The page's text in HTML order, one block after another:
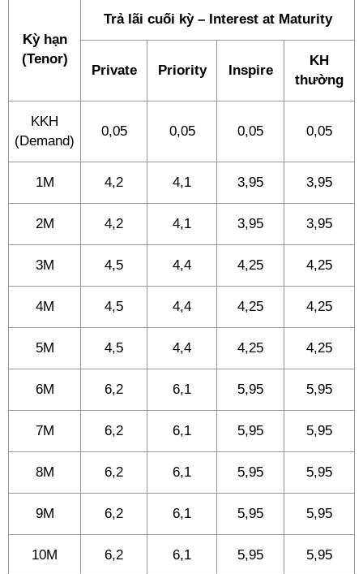
Kỳ hạn
(Tenor)
Trả lãi cuối kỳ – Interest at Maturity
Private Priority Inspire
KH
thường
KKH
(Demand)
0,05 0,05 0,05 0,05
1M 4,2 4,1 3,95 3,95
2M 4,2 4,1 3,95 3,95
3M 4,5 4,4 4,25 4,25
4M 4,5 4,4 4,25 4,25
5M 4,5 4,4 4,25 4,25
6M 6,2 6,1 5,95 5,95
7M 6,2 6,1 5,95 5,95
8M 6,2 6,1 5,95 5,95
9M 6,2 6,1 5,95 5,95
10M 6,2 6,1 5,95 5,95